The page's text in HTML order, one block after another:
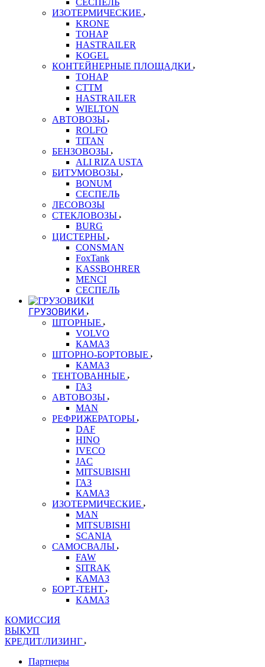
СЕСПЕЛЬ
ИЗОТЕРМИЧЕСКИЕ
KRONE
ТОНАР
HASTRAILER
KOGEL
КОНТЕЙНЕРНЫЕ ПЛОЩАДКИ
ТОНАР
CTTM
HASTRAILER
WIELTON
АВТОВОЗЫ
ROLFO
TITAN
БЕНЗОВОЗЫ
ALI RIZA USTA
БИТУМОВОЗЫ
BONUM
СЕСПЕЛЬ
ЛЕСОВОЗЫ
СТЕКЛОВОЗЫ
BURG
ЦИСТЕРНЫ
CONSMAN
FoxTank
KASSBOHRER
MENCI
СЕСПЕЛЬ
ГРУЗОВИКИ
ШТОРНЫЕ
VOLVO
КАМАЗ
ШТОРНО-БОРТОВЫЕ
КАМАЗ
ТЕНТОВАННЫЕ
ГАЗ
АВТОВОЗЫ
MAN
РЕФРИЖЕРАТОРЫ
DAF
HINO
IVECO
JAC
MITSUBISHI
ГАЗ
КАМАЗ
ИЗОТЕРМИЧЕСКИЕ
MAN
MITSUBISHI
SCANIA
САМОСВАЛЫ
FAW
SITRAK
КАМАЗ
БОРТ-ТЕНТ
КАМАЗ
КОМИССИЯ
ВЫКУП
КРЕДИТ/ЛИЗИНГ
Партнеры